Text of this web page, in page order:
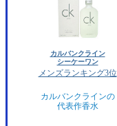
カルバンクライン
シーケーワン
メンズランキング3位
カルバンクラインの
代表作香水